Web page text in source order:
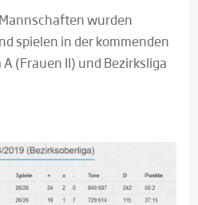
wurden
spielen in der kommenden
(Frauen II) und Bezirksliga